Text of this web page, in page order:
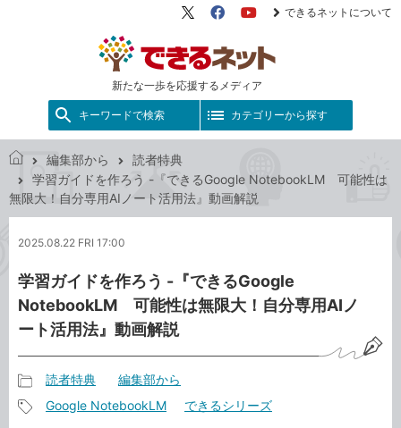
新たな一歩を応援するメディア
X（旧
FacebookYouTube
できるネットについて
キーワードで検索 カテゴリーから探す
で
き
ッ
編集部から
読者特典
学習ガイドを作ろう -『できるGoogle NotebookLM 可能性は
無限大！自分専用AIノート活用法』動画解説
2025.08.22 FRI 17:00
学習ガイドを作ろう -『できるGoogle
NotebookLM 可能性は無限大！自分専用AIノ
ート活用法』動画解説
事
読者特典 編集部から
Google NotebookLM できるシリーズ